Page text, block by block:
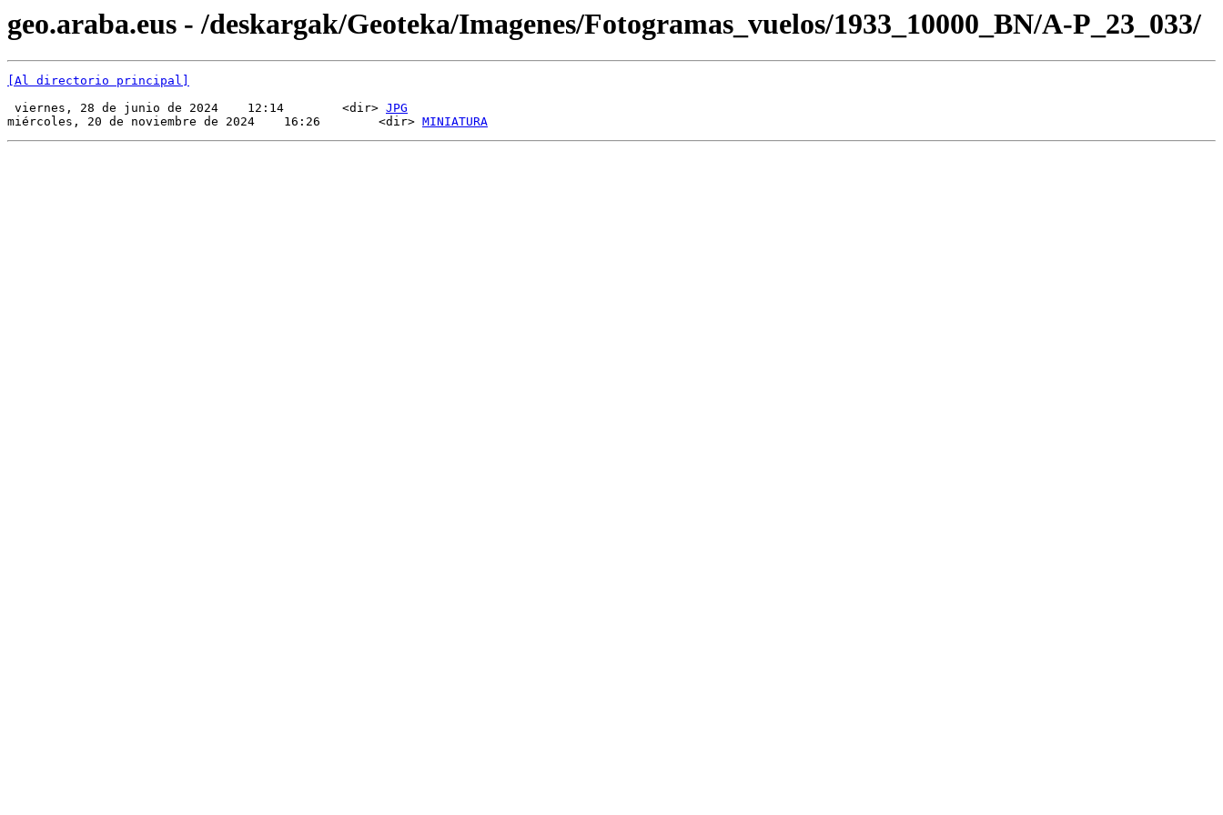
geo.araba.eus - /deskargak/Geoteka/Imagenes/Fotogramas_vuelos/1933_10000_BN/A-P_23_033/
[Al directorio principal]
viernes, 28 de junio de 2024    12:14        <dir> JPG
miércoles, 20 de noviembre de 2024    16:26        <dir> MINIATURA